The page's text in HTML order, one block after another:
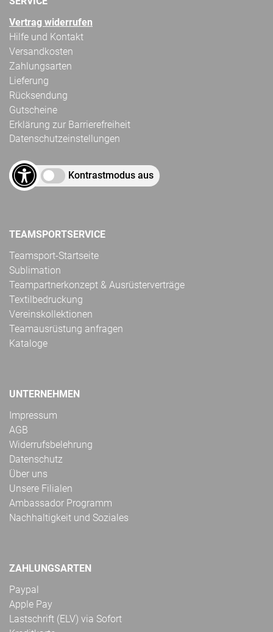
Vertrag widerrufen
Hilfe und Kontakt
Versandkosten
Zahlungsarten
Lieferung
Rücksendung
Gutscheine
Erklärung zur Barrierefreiheit
Datenschutzeinstellungen
Kontrastmodus aus
TEAMSPORTSERVICE
Teamsport-Startseite
Sublimation
Teampartnerkonzept & Ausrüsterverträge
Textilbedruckung
Vereinskollektionen
Teamausrüstung anfragen
Kataloge
UNTERNEHMEN
Impressum
AGB
Widerrufsbelehrung
Datenschutz
Über uns
Unsere Filialen
Ambassador Programm
Nachhaltigkeit und Soziales
ZAHLUNGSARTEN
Paypal
Apple Pay
Lastschrift (ELV) via Sofort